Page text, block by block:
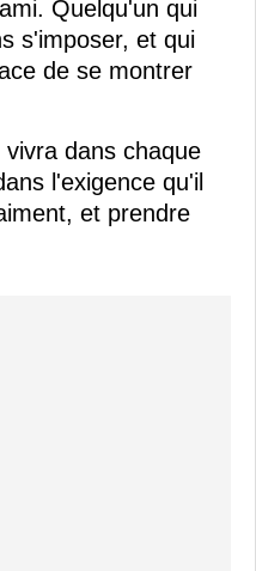
Quelqu'un qui
s'imposer, et qui
de se montrer
dans chaque
l'exigence qu'il
et prendre